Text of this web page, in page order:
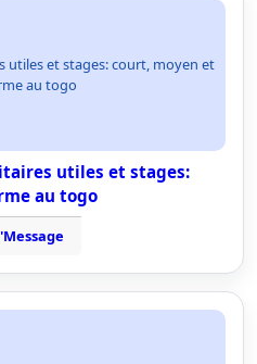
et stages: court, moyen et
au togo
utiles et stages:
au togo